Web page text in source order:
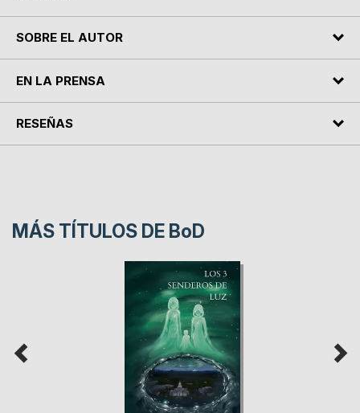
SOBRE EL AUTOR
EN LA PRENSA
RESEÑAS
MÁS TÍTULOS DE BoD